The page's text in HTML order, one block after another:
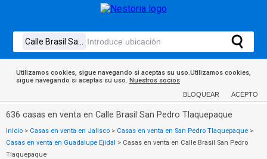
Utilizamos cookies, sigue navegando si aceptas su uso.Utilizamos cookies,
sigue navegando si aceptas su uso. Nuestros socios
BLOQUEAR ACEPTO
636 casas en venta en Calle Brasil San Pedro Tlaquepaque
Inicio > Casas en venta en Jalisco > Casas en venta en San Pedro Tlaquepaque >
Casas en venta en Guadalupe Ejidal > Casas en venta en Calle Brasil San Pedro
Tlaquepaque